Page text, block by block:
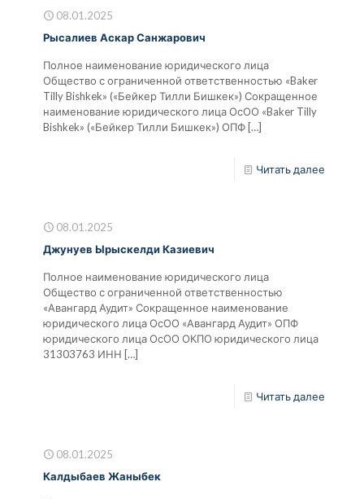
08.01.2025
Рысалиев Аскар Санжарович
Полное наименование юридического лица
Общество с ограниченной ответственностью «Baker
Tilly Bishkek» («Бейкер Тилли Бишкек») Сокращенное
наименование юридического лица ОсОО «Baker Tilly
Bishkek» («Бейкер Тилли Бишкек») ОПФ […]
Читать далее
08.01.2025
Джунуев Ырыскелди Казиевич
Полное наименование юридического лица
Общество с ограниченной ответственностью
«Авангард Аудит» Сокращенное наименование
юридического лица ОсОО «Авангард Аудит» ОПФ
юридического лица ОсОО ОКПО юридического лица
31303763 ИНН […]
Читать далее
08.01.2025
Калдыбаев Жаныбек